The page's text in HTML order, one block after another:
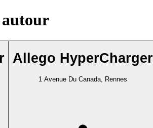
autour
Allego HyperCharger
1 Avenue Du Canada, Rennes